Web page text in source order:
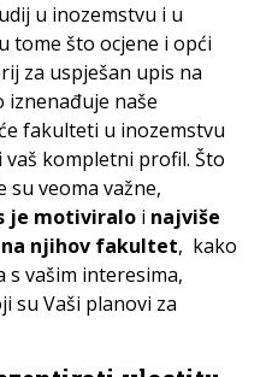
u inozemstvu i u
tome što ocjene i opći
za uspješan upis na
iznenađuje naše
fakulteti u inozemstvu
kompletni profil. Što
su veoma važne,
je motiviraloi najviše
njihov fakultet, kako
vašim interesima,
su Vaši planovi za